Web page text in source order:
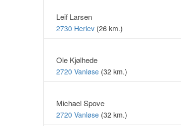
Leif Larsen
2730 Herlev (26 km.)
Ole Kjølhede
2720 Vanløse (32 km.)
Michael Spove
2720 Vanløse (32 km.)